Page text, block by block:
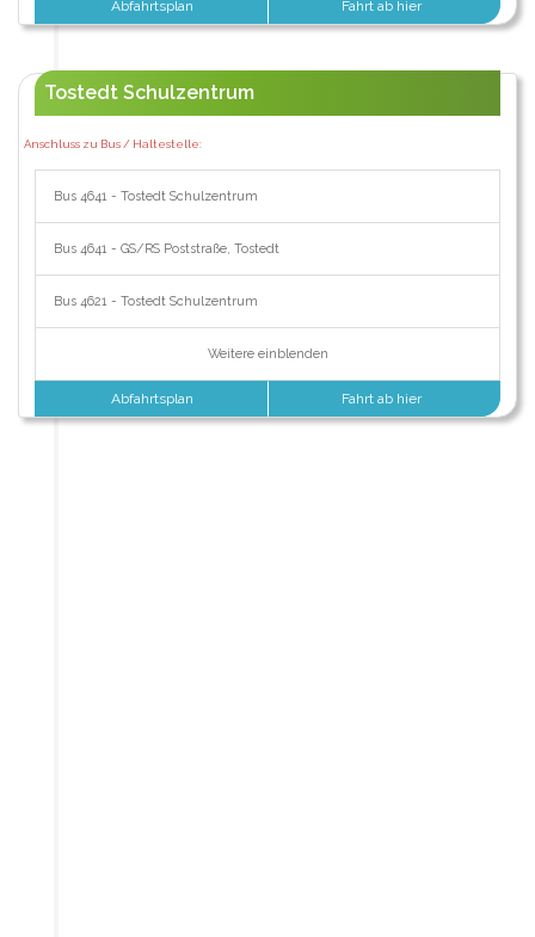
Abfahrtsplan Fahrt ab hier
Tostedt Schulzentrum
Anschluss zu Bus / Haltestelle:
Bus 4641 - Tostedt Schulzentrum
Bus 4641 - GS/RS Poststraße, Tostedt
Bus 4621 - Tostedt Schulzentrum
Weitere einblenden
Abfahrtsplan Fahrt ab hier